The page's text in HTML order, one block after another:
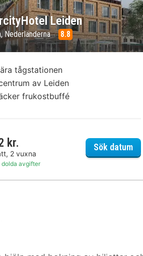
Centre
Leiden
Nederländerna 8.8
tågstationen
av Leiden
frukostbuffé
kr.
2 vuxna
avgifter
Sök datum